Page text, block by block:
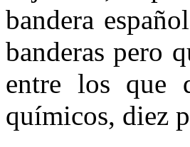
bandera
banderas pero
entre los que
químicos, diez